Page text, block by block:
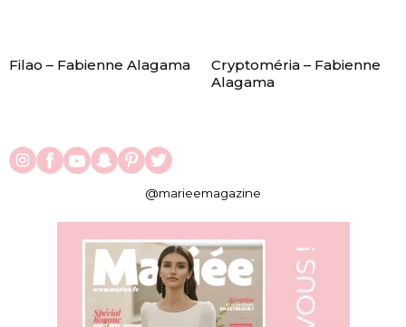
Filao – Fabienne Alagama
Cryptoméria – Fabienne
Alagama
@marieemagazine